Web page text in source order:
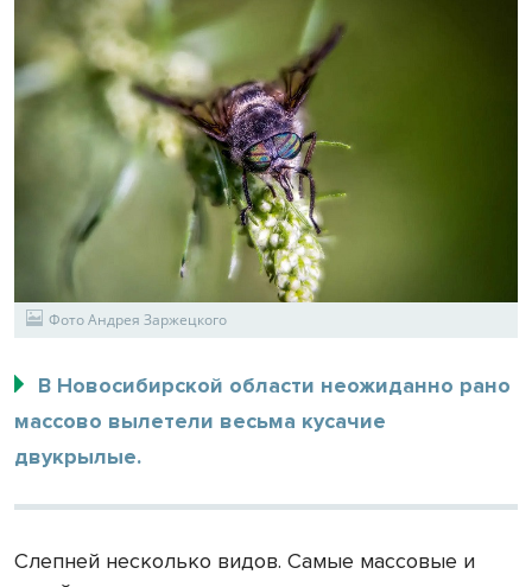
Фото Андрея Заржецкого
В Новосибирской области неожиданно рано
массово вылетели весьма кусачие
двукрылые.
Слепней несколько видов. Самые массовые и